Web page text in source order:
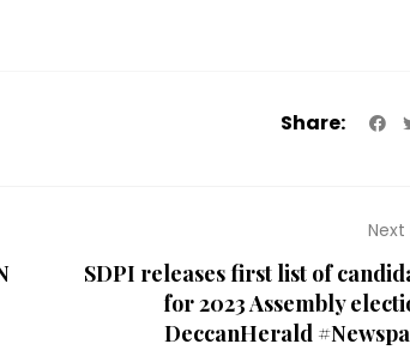
Share:
Next
SDPI releases first list of
for 2023 Assembly
DeccanHerald